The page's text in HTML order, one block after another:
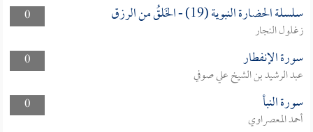
0
سلسلة الحضارة النبوية (19) - الخَلقُ من الرزق
زغلول النجار
0
سورة الإنفطار
عبد الرشيد بن الشيخ علي صوفي
0
سورة النبأ
أحمد المعصراوي